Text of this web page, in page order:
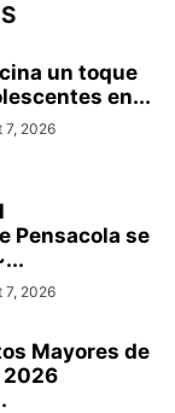
un toque
en...
7, 2026
Pensacola se
7, 2026
Mayores de
2026